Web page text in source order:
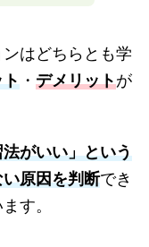
はどちらとも学
ト ・ デメリットが
がいい」という
原因を判断でき
す。